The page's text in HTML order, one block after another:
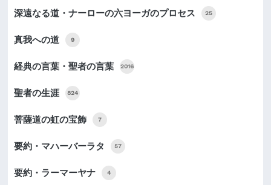
深遠なる道・ナーローの六ヨーガのプロセス 25
真我への道 9
経典の言葉・聖者の言葉 2016
聖者の生涯 824
菩薩道の虹の宝飾 7
要約・マハーバーラタ 57
要約・ラーマーヤナ 4